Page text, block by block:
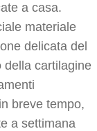
a casa.
materiale
delicata del
della cartilagine
breve tempo,
a settimana